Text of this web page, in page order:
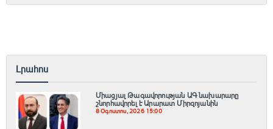
Լրահոս
Միացյալ Թագավորության ԱԳ նախարարը
շնորհավորել է Արարատ Միրզոյանին
8 Օգոստոս, 2026 15:00